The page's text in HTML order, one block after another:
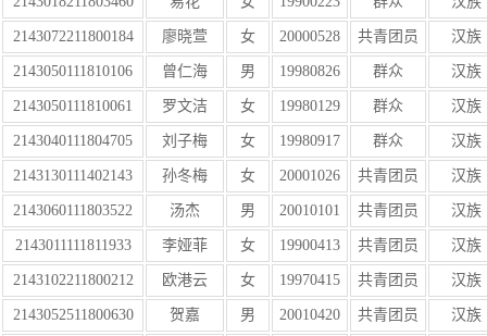
2143072211800184 廖晓萱 女 20000528 共青团员 汉族
2143050111810106 曾仁海 男 19980826 群众 汉族
2143050111810061 罗文洁 女 19980129 群众 汉族
2143040111804705 刘子梅 女 19980917 群众 汉族
2143130111402143 孙冬梅 女 20001026 共青团员 汉族
2143060111803522 汤杰 男 20010101 共青团员 汉族
2143011111811933 李娅菲 女 19900413 共青团员 汉族
2143102211800212 欧港云 女 19970415 共青团员 汉族
2143052511800630 贺嘉 男 20010420 共青团员 汉族